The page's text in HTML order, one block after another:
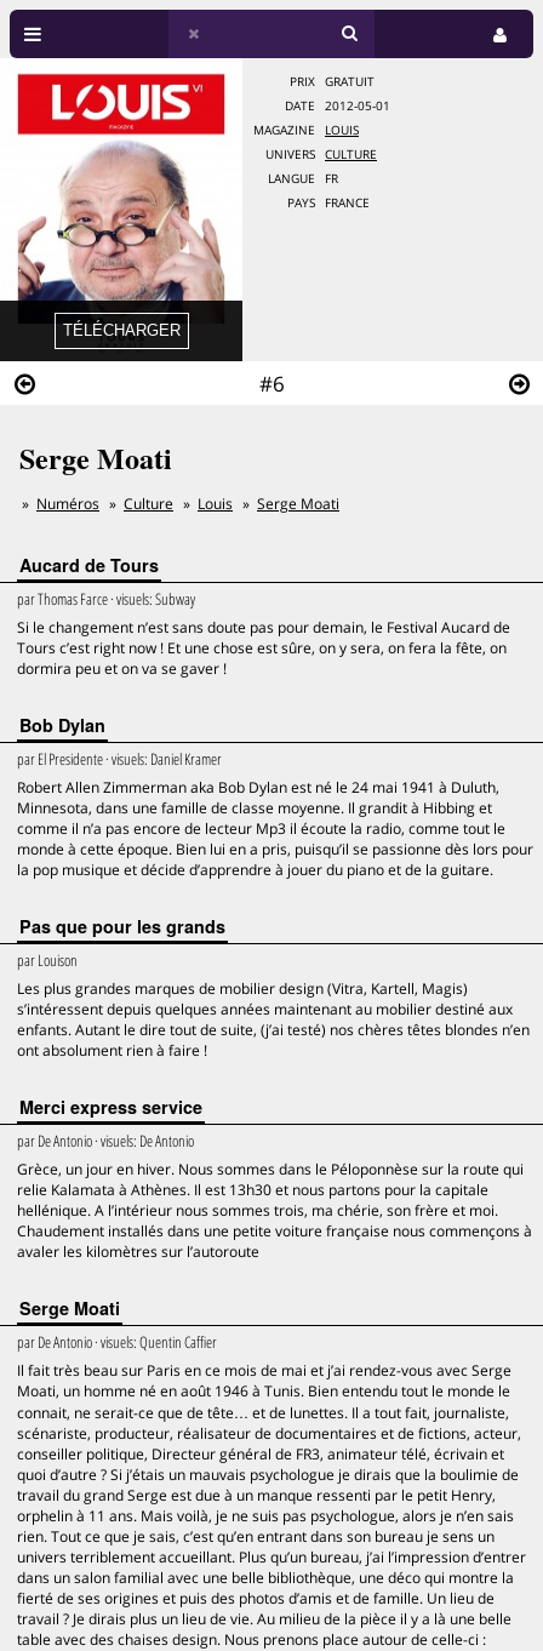
#6
PRIX
GRATUIT
DATE
2012-05-01
MAGAZINE
LOUIS
UNIVERS
CULTURE
LANGUE
FR
PAYS
FRANCE
Serge Moati
Numéros Culture Louis Serge Moati
Aucard de Tours
parThomas Farce· visuels:Subway
Si le changement n’est sans doute pas pour demain, le Festival Aucard de
Tours c’est right now ! Et une chose est sûre, on y sera, on fera la fête, on
dormira peu et on va se gaver !
Bob Dylan
parEl Presidente· visuels: Daniel Kramer
Robert Allen Zimmerman aka Bob Dylan est né le 24 mai 1941 à Duluth,
Minnesota, dans une famille de classe moyenne. Il grandit à Hibbing et
comme il n’a pas encore de lecteur Mp3 il écoute la radio, comme tout le
monde à cette époque. Bien lui en a pris, puisqu’il se passionne dès lors pour
la pop musique et décide d’apprendre à jouer du piano et de la guitare.
Pas que pour les grands
parLouison
Les plus grandes marques de mobilier design (Vitra, Kartell, Magis)
s’intéressent depuis quelques années maintenant au mobilier destiné aux
enfants. Autant le dire tout de suite, (j’ai testé) nos chères têtes blondes n’en
ont absolument rien à faire !
Merci express service
parDe Antonio· visuels: De Antonio
Grèce, un jour en hiver. Nous sommes dans le Péloponnèse sur la route qui
relie Kalamata à Athènes. Il est 13h30 et nous partons pour la capitale
hellénique. A l’intérieur nous sommes trois, ma chérie, son frère et moi.
Chaudement installés dans une petite voiture française nous commençons à
avaler les kilomètres sur l’autoroute
Serge Moati
parDe Antonio· visuels:Quentin Caffier
Il fait très beau sur Paris en ce mois de mai et j’ai rendez-vous avec Serge
Moati, un homme né en août 1946 à Tunis. Bien entendu tout le monde le
connait, ne serait-ce que de tête… et de lunettes. Il a tout fait, journaliste,
scénariste, producteur, réalisateur de documentaires et de fictions, acteur,
conseiller politique, Directeur général de FR3, animateur télé, écrivain et
quoi d’autre ? Si j’étais un mauvais psychologue je dirais que la boulimie de
travail du grand Serge est due à un manque ressenti par le petit Henry,
orphelin à 11 ans. Mais voilà, je ne suis pas psychologue, alors je n’en sais
rien. Tout ce que je sais, c’est qu’en entrant dans son bureau je sens un
univers terriblement accueillant. Plus qu’un bureau, j’ai l’impression d’entrer
dans un salon familial avec une belle bibliothèque, une déco qui montre la
fierté de ses origines et puis des photos d’amis et de famille. Un lieu de
travail ? Je dirais plus un lieu de vie. Au milieu de la pièce il y a là une belle
table avec des chaises design. Nous prenons place autour de celle-ci :